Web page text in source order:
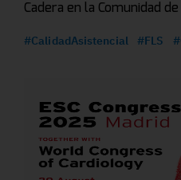
Cadera en la Comunidad
#CalidadAsistencial #FLS